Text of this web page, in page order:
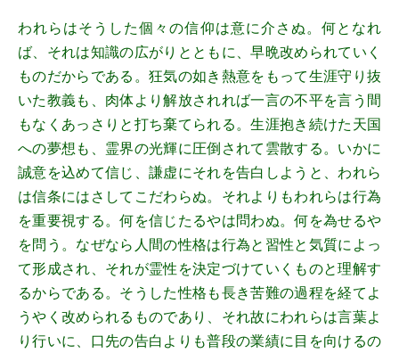
われらはそうした個々の信仰は意に介さぬ。何となれ
ば、それは知識の広がりとともに、早晩改められていく
ものだからである。狂気の如き熱意をもって生涯守り抜
いた教義も、肉体より解放されれば一言の不平を言う間
もなくあっさりと打ち棄てられる。生涯抱き続けた天国
への夢想も、霊界の光輝に圧倒されて雲散する。いかに
誠意を込めて信じ、謙虚にそれを告白しようと、われら
は信条にはさしてこだわらぬ。それよりもわれらは行為
を重要視する。何を信じたるやは問わぬ。何を為せるや
を問う。なぜなら人間の性格は行為と習性と気質によっ
て形成され、それが霊性を決定づけていくものと理解す
るからである。そうした性格も長き苦難の過程を経てよ
うやく改められるものであり、それ故にわれらは言葉よ
り行いに、口先の告白よりも普段の業績に目を向けるの